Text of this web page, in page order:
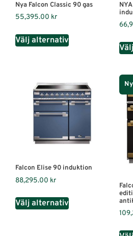
Nya Falcon Classic 90 gas
55,395.00 kr
Välj alternativ
Falcon Elise 90 induktion
88,295.00 kr
Välj alternativ